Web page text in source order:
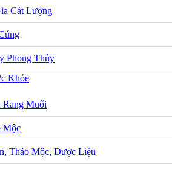
Cát Lượng
Phong Thủy
Khỏe
Muối
Mộc
Thảo Mộc, Dược Liệu